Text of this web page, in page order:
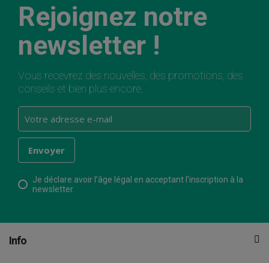
Rejoignez notre
newsletter !
Vous recevrez des nouvelles, des promotions, des
conseils et bien plus encore.
Je déclare avoir l’âge légal en acceptant l’inscription à la
newsletter.
Info